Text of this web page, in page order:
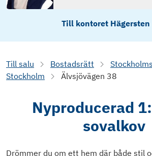
Till kontoret Hägersten
Till salu Bostadsrätt
Stockholms
Stockholm
Älvsjövägen 38
Nyproducerad
sovalkov
Drömmer du om ett hem där både stil